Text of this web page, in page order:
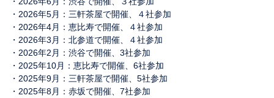
・2026年5月：三軒茶屋で開催、４社参加
・2026年4月：恵比寿で開催、４社参加
・2026年3月：北参道で開催、４社参加
・2026年2月：渋谷で開催、3社参加
・2025年10月：恵比寿で開催、6社参加
・2025年9月：三軒茶屋で開催、5社参加
・2025年8月：赤坂で開催、7社参加